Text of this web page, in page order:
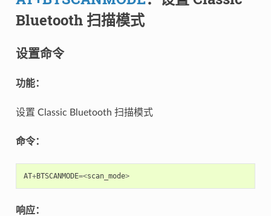
Bluetooth 扫描模式
设置命令
功能：
设置 Classic Bluetooth 扫描模式
命令：
AT+BTSCANMODE=<scan_mode>
响应：